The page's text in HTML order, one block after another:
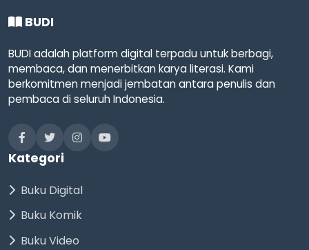
BUDI
BUDI adalah platform digital terpadu untuk berbagi,
membaca, dan menerbitkan karya literasi. Kami
berkomitmen menjadi jembatan antara penulis dan
pembaca di seluruh Indonesia.
Kategori
Buku Digital
Buku Komik
Buku Video